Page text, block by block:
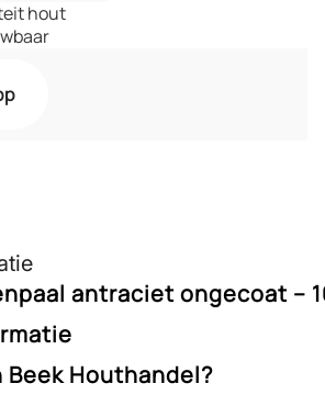
hout
antraciet ongecoat –
tussenpaal van 10 x 10 x 180 cm is
van houten tuinschermen. De
uit massief beton en voorzien van
x 180 cm
Beek Houthandel?